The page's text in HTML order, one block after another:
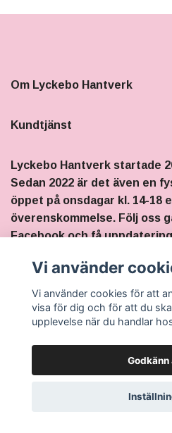
Om Lyckebo Hantverk
Kundtjänst
Lyckebo Hantverk startade
Sedan 2022 är det även en
öppet på onsdagar kl. 14-18
överenskommelse. Följ oss
Facebook och få
Sociala medier
© 2026
Vi använder
Vi använder cookies för att
visa för dig och för att du
upplevelse när du handlar
Godkänn